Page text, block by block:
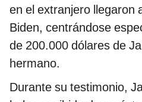
en el extranjero llegaron
Biden, centrándose
de 200.000 dólares de
hermano.
Durante su testimonio,